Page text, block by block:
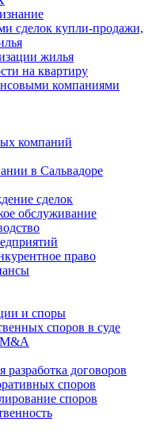
сделок купли-продажи,
жилья
на квартиру
компаниями
компаний
в Сальвадоре
сделок
обслуживание
право
и споры
споров в суде
разработка договоров
споров
споров